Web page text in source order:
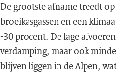
De grootste afname treedt
broeikasgassen en een
-30 procent. De lage
verdamping, maar ook
blijven liggen in de Alpen,